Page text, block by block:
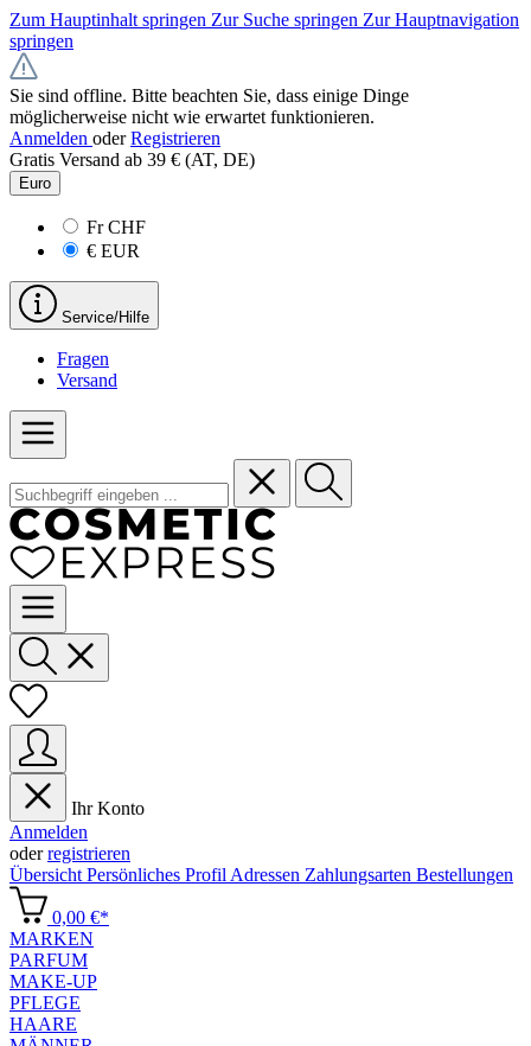
Zum Hauptinhalt springen Zur Suche springen Zur Hauptnavigation
springen
Sie sind offline. Bitte beachten Sie, dass einige Dinge
möglicherweise nicht wie erwartet funktionieren.
Anmelden oder Registrieren
Gratis Versand ab 39 € (AT, DE)
Euro
FrCHF
€ EUR
Service/Hilfe
Fragen
Versand
Ihr Konto
Anmelden
oderregistrieren
Übersicht Persönliches Profil Adressen Zahlungsarten Bestellungen
0,00 €*
MARKEN
PARFUM
MAKE-UP
PFLEGE
HAARE